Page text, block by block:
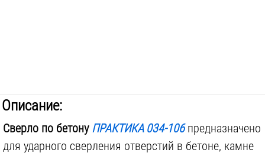
Описание:
Сверло по бетону ПРАКТИКА 034-106предназначено
для ударного сверления отверстий в бетоне, камне